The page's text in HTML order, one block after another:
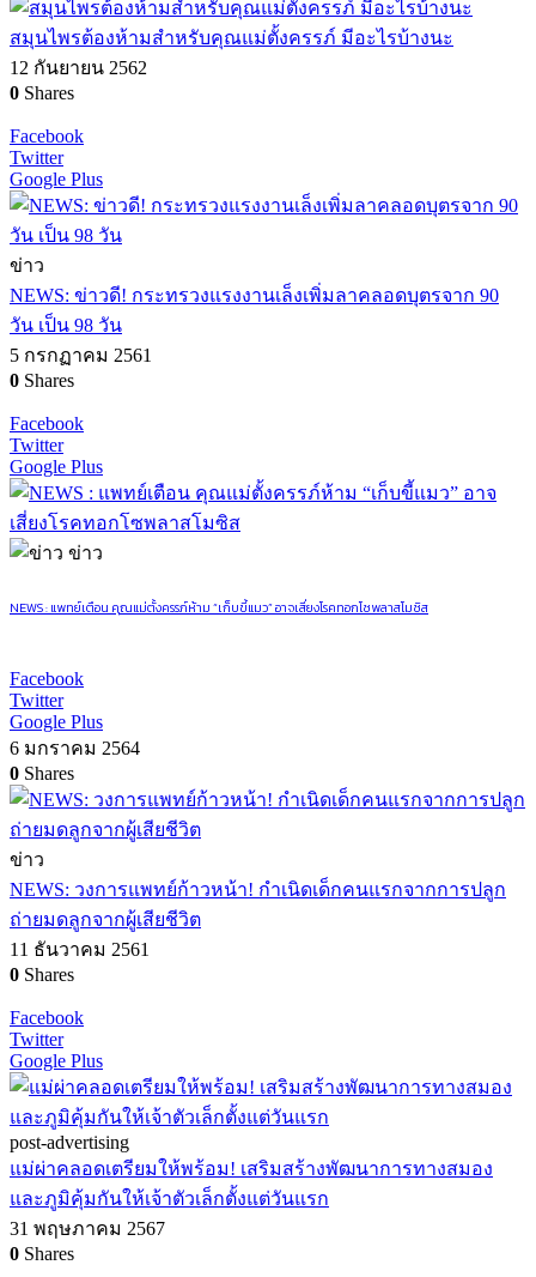
สมุนไพรต้องห้ามสำหรับคุณแม่ตั้งครรภ์ มีอะไรบ้างนะ
12 กันยายน 2562
0 Shares
Facebook
Twitter
Google Plus
ข่าว
NEWS: ข่าวดี! กระทรวงแรงงานเล็งเพิ่มลาคลอดบุตรจาก 90
วัน เป็น 98 วัน
5 กรกฏาคม 2561
0 Shares
Facebook
Twitter
Google Plus
ข่าว
NEWS : แพทย์เตือน คุณแม่ตั้งครรภ์ห้าม “เก็บขี้แมว” อาจเสี่ยงโรคทอกโซพลาสโมซิส
Facebook
Twitter
Google Plus
6 มกราคม 2564
0 Shares
ข่าว
NEWS: วงการแพทย์ก้าวหน้า! กำเนิดเด็กคนแรกจากการปลูก
ถ่ายมดลูกจากผู้เสียชีวิต
11 ธันวาคม 2561
0 Shares
Facebook
Twitter
Google Plus
post-advertising
แม่ผ่าคลอดเตรียมให้พร้อม! เสริมสร้างพัฒนาการทางสมอง
และภูมิคุ้มกันให้เจ้าตัวเล็กตั้งแต่วันแรก
31 พฤษภาคม 2567
0 Shares